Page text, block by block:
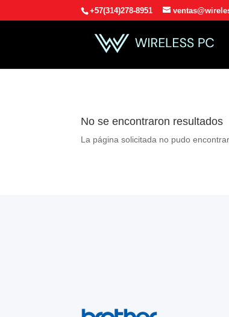
+57(314)278-8951
No se encontraron resultados
La página solicitada no pudo